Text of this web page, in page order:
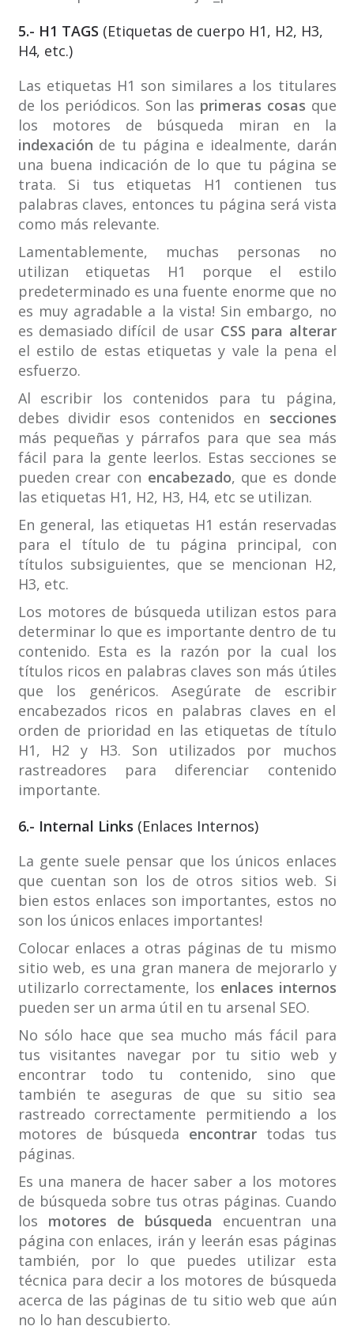
5.- H1 TAGS (Etiquetas de cuerpo H1, H2, H3,
H4, etc.)
Las etiquetas H1 son similares a los titulares
de los periódicos. Son las primeras cosas que
los motores de búsqueda miran en la
indexación de tu página e idealmente, darán
una buena indicación de lo que tu página se
trata. Si tus etiquetas H1 contienen tus
palabras claves, entonces tu página será vista
como más relevante.
Lamentablemente, muchas personas no
utilizan etiquetas H1 porque el estilo
predeterminado es una fuente enorme que no
es muy agradable a la vista! Sin embargo, no
es demasiado difícil de usar CSS para alterar
el estilo de estas etiquetas y vale la pena el
esfuerzo.
Al escribir los contenidos para tu página,
debes dividir esos contenidos en secciones
más pequeñas y párrafos para que sea más
fácil para la gente leerlos. Estas secciones se
pueden crear con encabezado, que es donde
las etiquetas H1, H2, H3, H4, etc se utilizan.
En general, las etiquetas H1 están reservadas
para el título de tu página principal, con
títulos subsiguientes, que se mencionan H2,
H3, etc.
Los motores de búsqueda utilizan estos para
determinar lo que es importante dentro de tu
contenido. Esta es la razón por la cual los
títulos ricos en palabras claves son más útiles
que los genéricos. Asegúrate de escribir
encabezados ricos en palabras claves en el
orden de prioridad en las etiquetas de título
H1, H2 y H3. Son utilizados por muchos
rastreadores para diferenciar contenido
importante.
6.- Internal Links (Enlaces Internos)
La gente suele pensar que los únicos enlaces
que cuentan son los de otros sitios web. Si
bien estos enlaces son importantes, estos no
son los únicos enlaces importantes!
Colocar enlaces a otras páginas de tu mismo
sitio web, es una gran manera de mejorarlo y
utilizarlo correctamente, los enlaces internos
pueden ser un arma útil en tu arsenal SEO.
No sólo hace que sea mucho más fácil para
tus visitantes navegar por tu sitio web y
encontrar todo tu contenido, sino que
también te aseguras de que su sitio sea
rastreado correctamente permitiendo a los
motores de búsqueda encontrartodas tus
páginas.
Es una manera de hacer saber a los motores
de búsqueda sobre tus otras páginas. Cuando
los motores de búsqueda encuentran una
página con enlaces, irán y leerán esas páginas
también, por lo que puedes utilizar esta
técnica para decir a los motores de búsqueda
acerca de las páginas de tu sitio web que aún
no lo han descubierto.